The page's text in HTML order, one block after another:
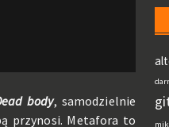
body, samodzielnie
przynosi. Metafora to